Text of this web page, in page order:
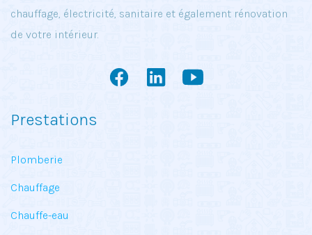
chauffage, électricité, sanitaire et également rénovation
de votre intérieur.
Prestations
Plomberie
Chauffage
Chauffe-eau